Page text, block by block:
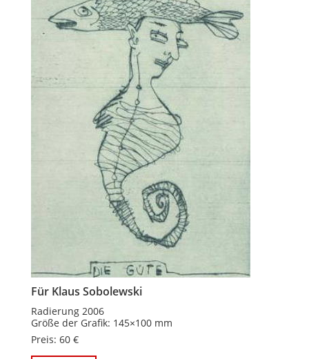
Für Klaus Sobolewski
Radierung 2006
Größe der Grafik: 145×100 mm
Preis: 60 €